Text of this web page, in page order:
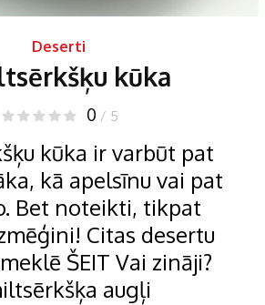
Deserti
kūka
0 / 5
kūka ir varbūt pat
kā apelsīnu vai pat
Bet noteikti, tikpat
Citas desertu
ŠEIT Vai zināji?
augļi